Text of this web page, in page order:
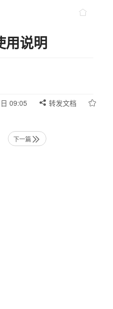
用说明
09:05
转发文档
下一篇